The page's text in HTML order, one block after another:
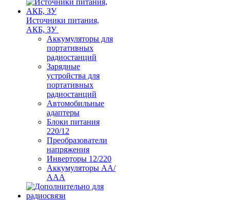
Источники питания,
АКБ, ЗУ
Аккумуляторы для
портативных
радиостанций
Зарядные
устройства для
портативных
радиостанций
Автомобильные
адаптеры
Блоки питания
220/12
Преобразователи
напряжения
Инверторы 12/220
Аккумуляторы АА/
ААА